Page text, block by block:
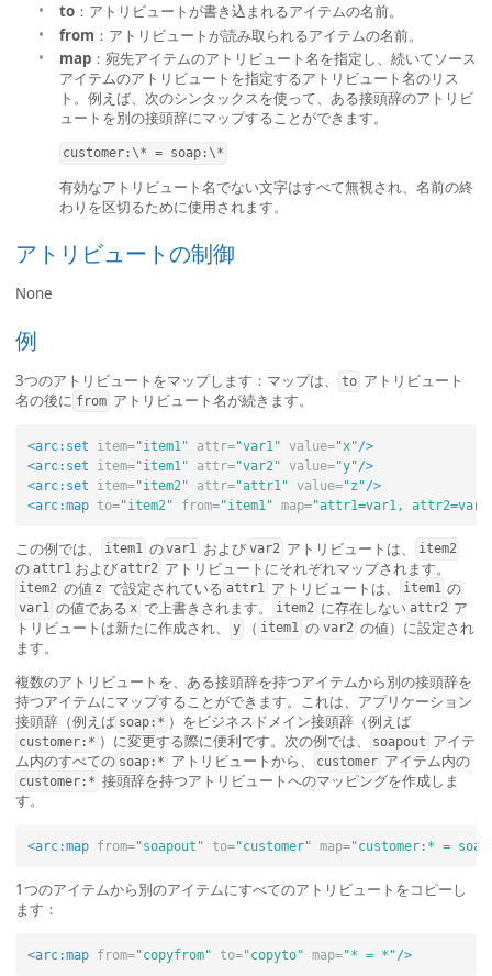
to ：アトリビュートが書き込まれるアイテムの名前。
from ：アトリビュートが読み取られるアイテムの名前。
map ：宛先アイテムのアトリビュート名を指定し、続いてソース
アイテムのアトリビュートを指定するアトリビュート名のリス
ト。例えば、次のシンタックスを使って、ある接頭辞のアトリビ
ュートを別の接頭辞にマップすることができます。
customer:\* = soap:\*
有効なアトリビュート名でない文字はすべて無視され、名前の終
わりを区切るために使用されます。
アトリビュートの制御
None
例
3つのアトリビュートをマップします：マップは、 to アトリビュート
名の後に from アトリビュート名が続きます。
<arc:set item="item1" attr="var1" value="x"/>
<arc:set
item="item1" attr="var2" value="y"/>
<arc:set
item="item2" attr="attr1" value="z"/>
<arc:map
to="item2" from="item1" map="attr1=var1,
この例では、 item1 のvar1 および var2 アトリビュートは、 item2
の attr1 および attr2 アトリビュートにそれぞれマップされます。
item2 の値 z で設定されている attr1 アトリビュートは、 item1 の
var1 の値である x で上書きされます。 item2 に存在しない attr2 ア
トリビュートは新たに作成され、
y （ item1 の var2 の値）に設定され
ます。
複数のアトリビュートを、ある接頭辞を持つアイテムから別の接頭辞を
持つアイテムにマップすることができます。これは、アプリケーション
接頭辞（例えば soap:* ）をビジネスドメイン接頭辞（例えば
customer:* ）に変更する際に便利です。次の例では、 soapout アイテ
ム内のすべての soap:* アトリビュートから、 customer アイテム内の
customer:* 接頭辞を持つアトリビュートへのマッピングを作成しま
す。
<arc:map from="soapout" to="customer" map="customer:* =
1つのアイテムから別のアイテムにすべてのアトリビュートをコピーし
ます：
<arc:map from="copyfrom" to="copyto" map="* = *"/>